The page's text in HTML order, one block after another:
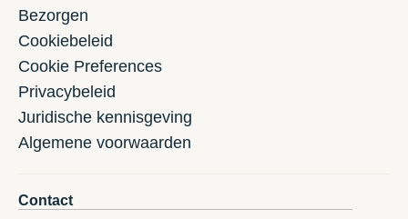
Bezorgen
Cookiebeleid
Cookie Preferences
Privacybeleid
Juridische kennisgeving
Algemene voorwaarden
Contact